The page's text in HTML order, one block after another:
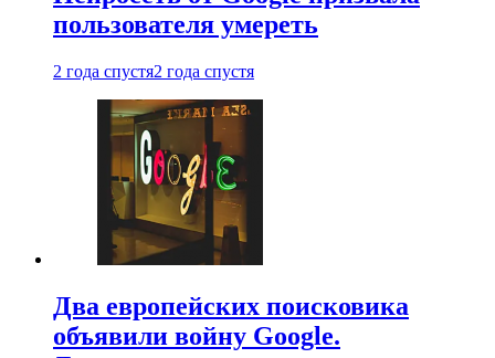
пользователя умереть
2 года спустя2 года спустя
Два европейских поисковика
объявили войну Google.